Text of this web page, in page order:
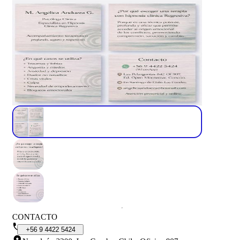
CONTACTO
+56 9 4422 5424